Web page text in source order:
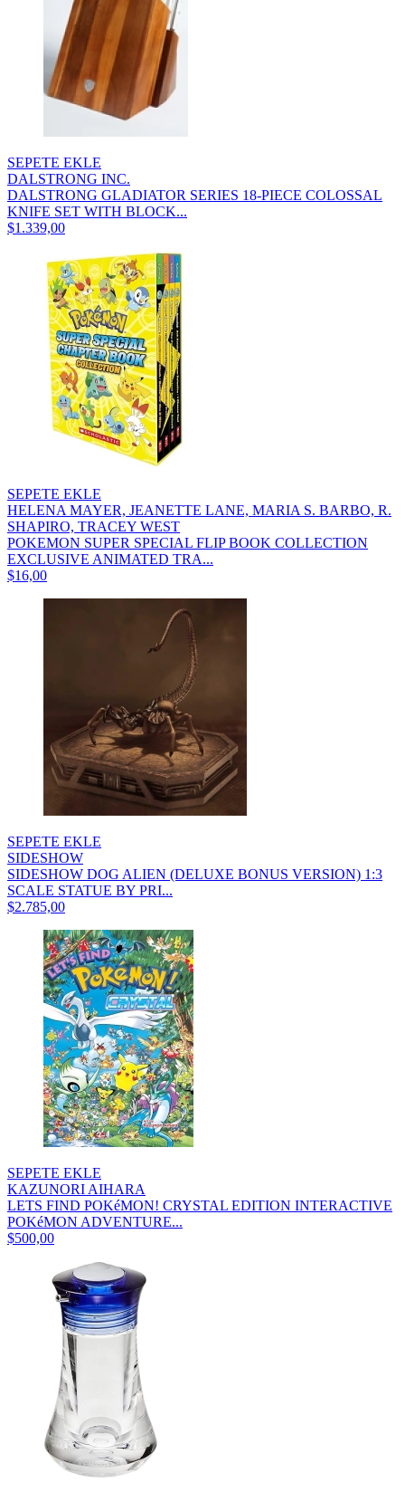
SEPETE EKLE
DALSTRONG INC.
DALSTRONG GLADIATOR SERIES 18-PIECE COLOSSAL
KNIFE SET WITH BLOCK...
$1.339,00
SEPETE EKLE
HELENA MAYER, JEANETTE LANE, MARIA S. BARBO, R.
SHAPIRO, TRACEY WEST
POKEMON SUPER SPECIAL FLIP BOOK COLLECTION
EXCLUSIVE ANIMATED TRA...
$16,00
SEPETE EKLE
SIDESHOW
SIDESHOW DOG ALIEN (DELUXE BONUS VERSION) 1:3
SCALE STATUE BY PRI...
$2.785,00
SEPETE EKLE
KAZUNORI AIHARA
LETS FIND POKéMON! CRYSTAL EDITION INTERACTIVE
POKéMON ADVENTURE...
$500,00